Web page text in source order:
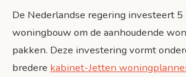
De Nederlandse regering investeert 5
woningbouw om de aanhoudende
pakken. Deze investering vormt
bredere kabinet-Jetten